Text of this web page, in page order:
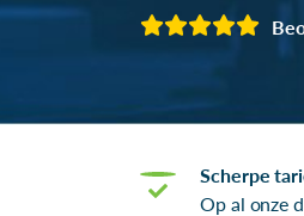
Scherpe
Op al onze